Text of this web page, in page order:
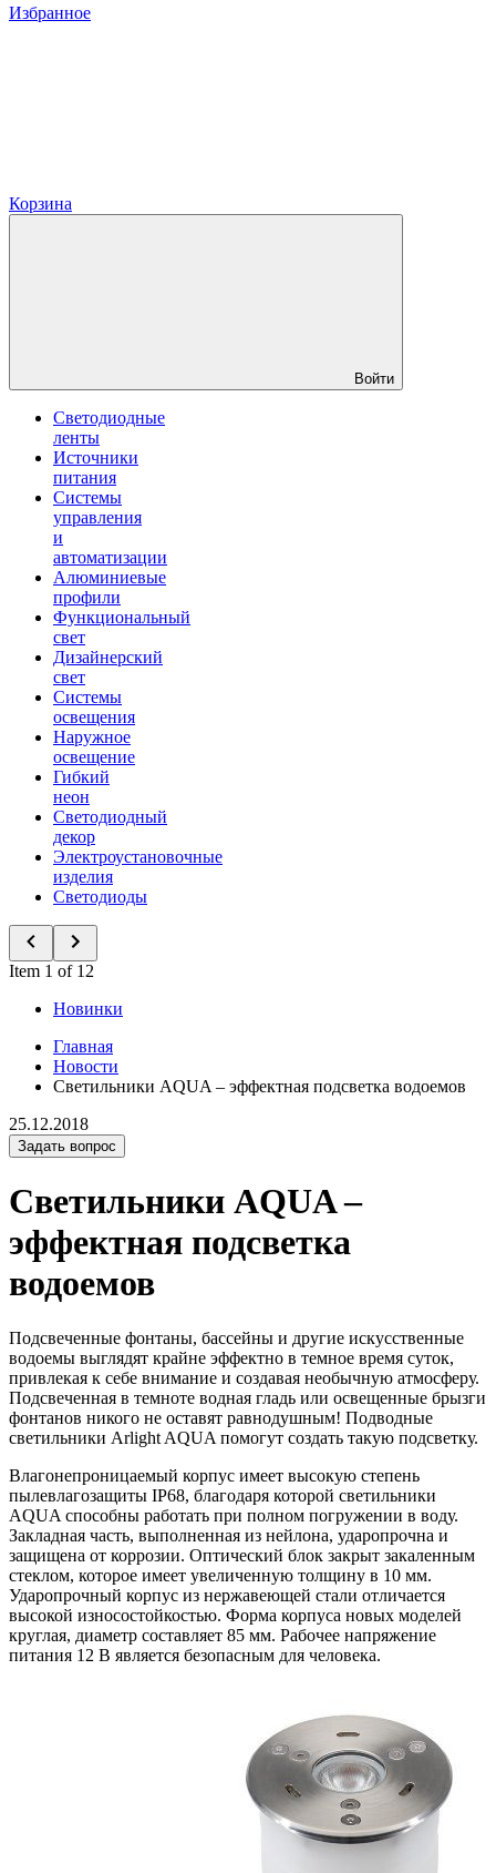
Избранное
Корзина
Войти
Светодиодные
ленты
Источники
питания
Системы
управления
и
автоматизации
Алюминиевые
профили
Функциональный
свет
Дизайнерский
свет
Системы
освещения
Наружное
освещение
Гибкий
неон
Светодиодный
декор
Электроустановочные
изделия
Светодиоды
Item 1 of 12
Новинки
Главная
Новости
Светильники AQUA – эффектная подсветка водоемов
25.12.2018
Задать вопрос
Светильники AQUA –
эффектная подсветка
водоемов
Подсвеченные фонтаны, бассейны и другие искусственные
водоемы выглядят крайне эффектно в темное время суток,
привлекая к себе внимание и создавая необычную атмосферу.
Подсвеченная в темноте водная гладь или освещенные брызги
фонтанов никого не оставят равнодушным! Подводные
светильники Arlight AQUA помогут создать такую подсветку.
Влагонепроницаемый корпус имеет высокую степень
пылевлагозащиты IP68, благодаря которой светильники
AQUA способны работать при полном погружении в воду.
Закладная часть, выполненная из нейлона, ударопрочна и
защищена от коррозии. Оптический блок закрыт закаленным
стеклом, которое имеет увеличенную толщину в 10 мм.
Ударопрочный корпус из нержавеющей стали отличается
высокой износостойкостью. Форма корпуса новых моделей
круглая, диаметр составляет 85 мм. Рабочее напряжение
питания 12 В является безопасным для человека.